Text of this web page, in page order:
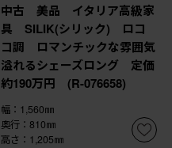
中古 美品 イタリア高級家
具 SILIK(シリック) ロコ
コ調 ロマンチックな雰囲気
溢れるシェーズロング 定価
約190万円 (R-076658)
幅：1,560㎜
奥行：810㎜
高さ：1,205㎜